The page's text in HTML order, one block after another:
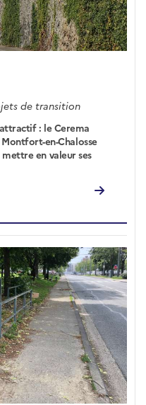
de transition
: le Cerema
en-Chalosse
en valeur ses